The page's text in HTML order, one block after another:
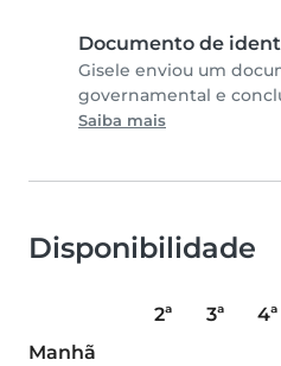
Documento de
Gisele enviou um
governamental e
Saiba mais
Disponibilidade
2ª 3ª 4ª
Manhã